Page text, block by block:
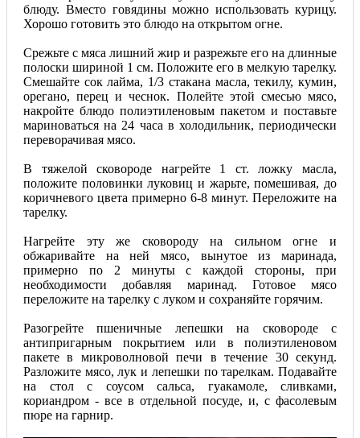
блюду. Вместо говядины можно использовать курицу.
Хорошо готовить это блюдо на открытом огне.
Срежьте с мяса лишний жир и разрежьте его на длинные
полоски шириной 1 см. Положите его в мелкую тарелку.
Смешайте сок лайма, 1/3 стакана масла, текилу, кумин,
орегано, перец и чеснок. Полейте этой смесью мясо,
накройте блюдо полиэтиленовым пакетом и поставьте
мариноваться на 24 часа в холодильник, периодически
переворачивая мясо.
В тяжелой сковороде нагрейте 1 ст. ложку масла,
положите половинки луковиц и жарьте, помешивая, до
коричневого цвета примерно 6-8 минут. Переложите на
тарелку.
Нагрейте эту же сковороду на сильном огне и
обжаривайте на ней мясо, вынутое из маринада,
примерно по 2 минуты с каждой стороны, при
необходимости добавляя маринад. Готовое мясо
переложите на тарелку с луком и сохраняйте горячим.
Разогрейте пшеничные лепешки на сковороде с
антипригарным покрытием или в полиэтиленовом
пакете в микроволновой печи в течение 30 секунд.
Разложите мясо, лук и лепешки по тарелкам. Подавайте
на стол с соусом сальса, гуакамоле, сливками,
кориандром - все в отдельной посуде, и, с фасолевым
пюре на гарнир.